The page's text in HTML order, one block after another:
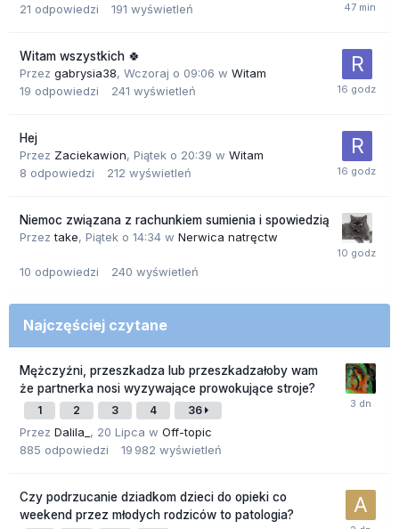
21 odpowiedzi 191 wyświetleń
Witam wszystkich 🍀
Przez gabrysia38, Wczoraj o 09:06 w Witam
19 odpowiedzi 241 wyświetleń
Hej
Przez Zaciekawion, Piątek o 20:39 w Witam
8 odpowiedzi 212 wyświetleń
Niemoc związana z rachunkiem sumienia i spowiedzią
Przeztake, Piątek o 14:34 w Nerwica natręctw
10 odpowiedzi 240 wyświetleń
Najczęściej czytane
Mężczyźni, przeszkadza lub przeszkadzałoby wam
że partnerka nosi wyzywające prowokujące stroje?
1 2 3 4 36
Przez Dalila_ , 20 Lipca w Off-topic
885 odpowiedzi 19 982 wyświetleń
Czy podrzucanie dziadkom dzieci do opieki co
weekend przez młodych rodziców to patologia?